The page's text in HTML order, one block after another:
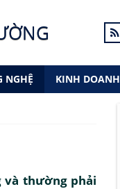
NGHỆ KINH DOANH
và thường phải